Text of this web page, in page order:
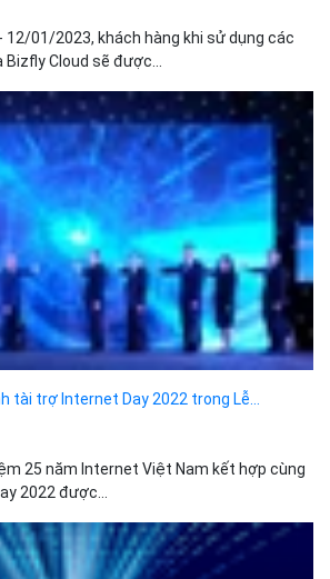
tài trợ Internet Day 2022 trong Lễ...
25 năm Internet Việt Nam kết hợp cùng
2022 được...